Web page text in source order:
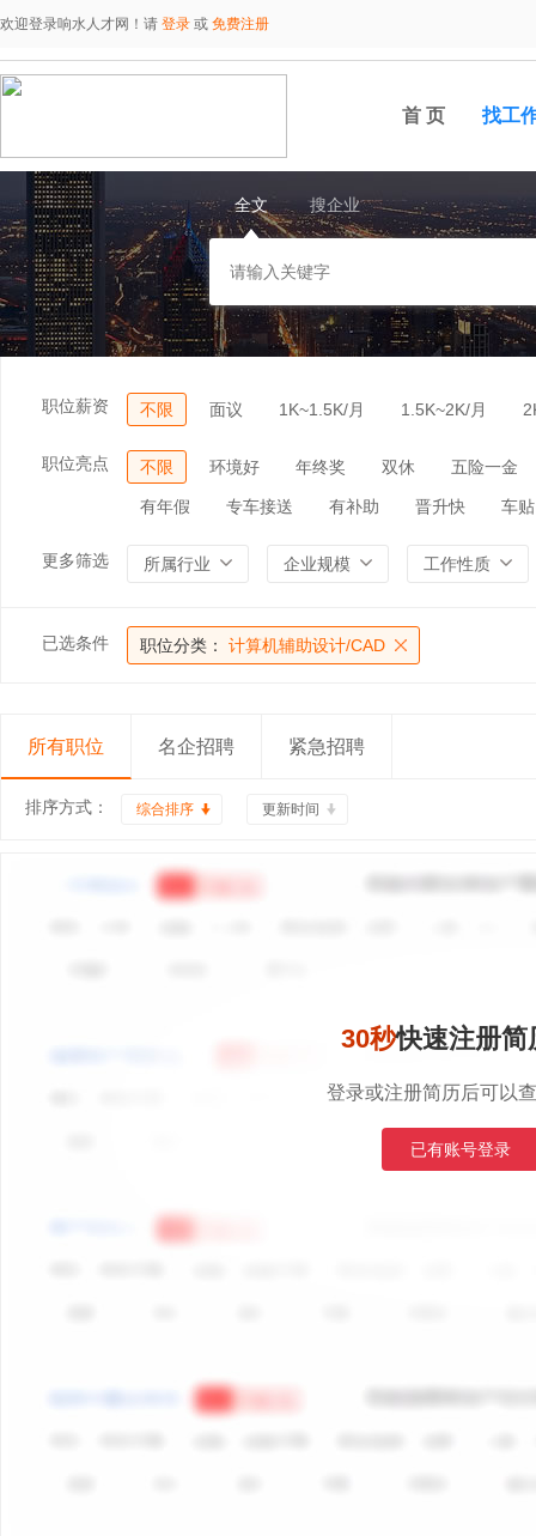
欢迎登录响水人才网！请 登录 或 免费注册
首 页 找工
全文 搜企业
职位薪资 不限 面议 1K~1.5K/月 1.5K~2K/月
职位亮点 不限 环境好 年终奖 双休 五险一金
有年假 专车接送 有补助 晋升快 车贴
更多筛选 所属行业 企业规模 工作性质
已选条件 职位分类： 计算机辅助设计/CAD
所有职位 名企招聘 紧急招聘
排序方式： 综合排序 更新时间
30秒快速注册简
登录或注册简历后可以
已有账号登录